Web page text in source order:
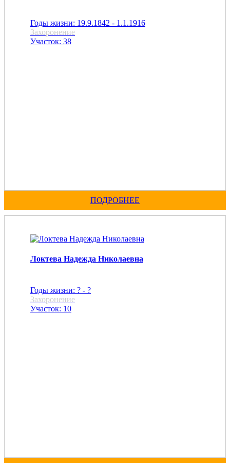
Годы жизни: 19.9.1842 - 1.1.1916
Захоронение
Участок: 38
ПОДРОБНЕЕ
Локтева Надежда Николаевна
Годы жизни: ? - ?
Захоронение
Участок: 10